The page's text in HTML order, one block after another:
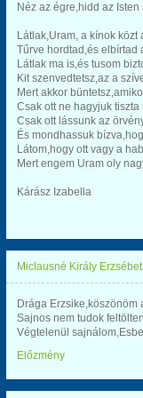
Néz az égre,hidd az Isten
Látlak,Uram, a kínok közt
Tűrve hordtad,és elbírtad
Látlak ma is,és tusom
Kit szenvedtetsz,az a
Mert akkor
Csak ott ne hagyjuk tiszta
Csak ott lássunk az
És mondhassuk
Látom,hogy ott vagy a
Mert engem Uram oly
Kárász Izabella
Miclausné Király Erzsébet
Drága Erzsike,köszönöm
Sajnos nem tudok
Végtelenül
Előzmény